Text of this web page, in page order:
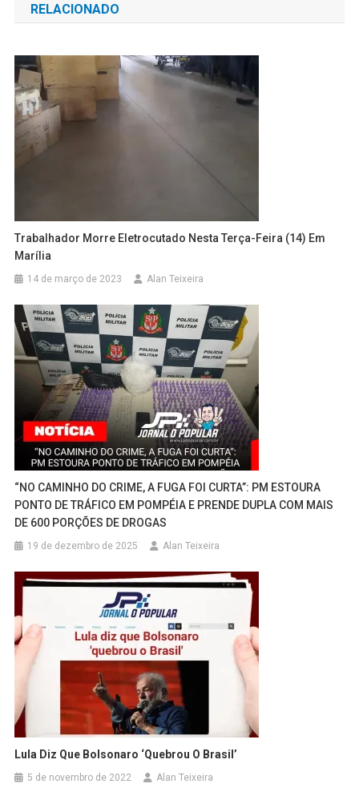
Post
RELACIONADO
Trabalhador Morre Eletrocutado Nesta Terça-Feira (14) Em
Marília
14 de março de 2023 Alan Teixeira
“NO CAMINHO DO CRIME, A FUGA FOI CURTA”: PM ESTOURA
PONTO DE TRÁFICO EM POMPÉIA E PRENDE DUPLA COM MAIS
DE 600 PORÇÕES DE DROGAS
19 de dezembro de 2025 Alan Teixeira
Lula Diz Que Bolsonaro ‘quebrou O Brasil’
5 de novembro de 2022 Alan Teixeira